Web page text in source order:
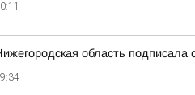
область